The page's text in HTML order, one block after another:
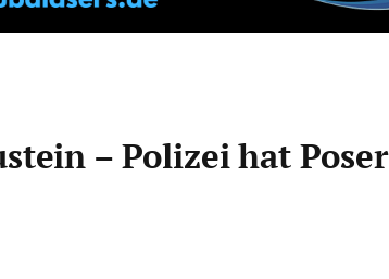
– Polizei hat Poser